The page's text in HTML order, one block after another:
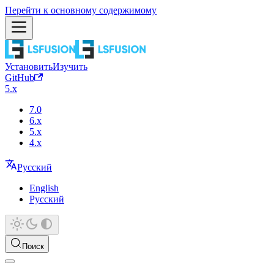
Перейти к основному содержимому
УстановитьИзучить
GitHub
5.x
7.0
6.x
5.x
4.x
Русский
English
Русский
Поиск